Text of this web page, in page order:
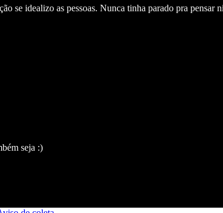
se idealizo as pessoas. Nunca tinha parado pra pensar
seja :)